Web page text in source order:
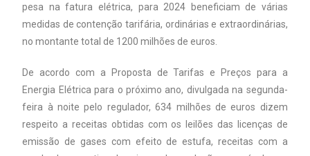
pesa na fatura elétrica, para 2024 beneficiam de várias
medidas de contenção tarifária, ordinárias e extraordinárias,
no montante total de 1200 milhões de euros.
De acordo com a Proposta de Tarifas e Preços para a
Energia Elétrica para o próximo ano, divulgada na segunda-
feira à noite pelo regulador, 634 milhões de euros dizem
respeito a receitas obtidas com os leilões das licenças de
emissão de gases com efeito de estufa, receitas com a